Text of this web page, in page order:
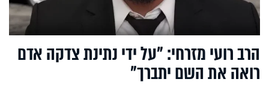
הרב רועי מזרחי: "על ידי נתינת צדקה אדם
רואה את השם יתברך"